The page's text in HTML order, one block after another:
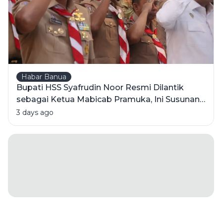
Habar Banua
Bupati HSS Syafrudin Noor Resmi Dilantik
sebagai Ketua Mabicab Pramuka, Ini Susunan
Pengurus 2025-2030
3 days ago